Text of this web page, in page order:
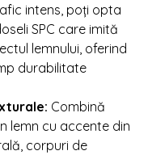
intens, poți opta
SPC care imită
lemnului, oferind
durabilitate
Combină
lemn cu accente din
corpuri de